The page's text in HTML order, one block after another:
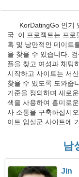
KorDatingGo 인기
국. 이 프로젝트는 프
혹 및 낭만적인 데이트
을 찾을 수 있습니다.
플을 찾고 여성과 채팅
시작하고 사이트는 서
찾을 수 있도록 도와줍
기준을 정의하며 새로
색을 사용하여 흥미로
사 소통을 구축하십시
이트 임실군 사이트에
남
Jin